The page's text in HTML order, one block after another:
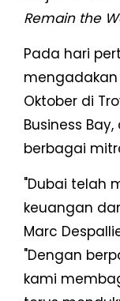
Remain the
Pada hari
mengadakan
Oktober di
Business
berbagai
"Dubai telah
keuangan
Marc
"Dengan
kami